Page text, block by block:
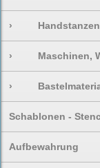
› Handstanzen
› Maschinen,
›
Schablonen -
Aufbewahrung